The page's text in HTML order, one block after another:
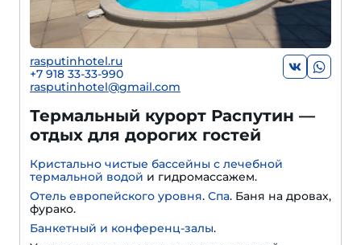
rasputinhotel.ru
+7 918 33-33-990
rasputinhotel@gmail.com
Термальный курорт Распутин —
отдых для дорогих гостей
Кристально чистые бассейны с лечебной
термальной водой и гидромассажем.
Отель европейского уровня. Спа. Баня на дровах,
фурако.
Банкетный и конференц-залы.